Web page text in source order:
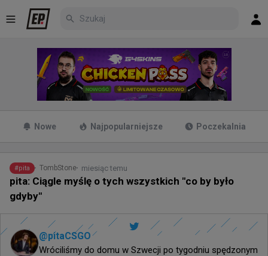
Nowe Najpopularniejsze Poczekalnia
#pita TombStone miesiąc temu
pita: Ciągle myślę o tych wszystkich "co by było
gdyby"
@pitaCSGO
Wróciliśmy do domu w Szwecji po tygodniu spędzonym